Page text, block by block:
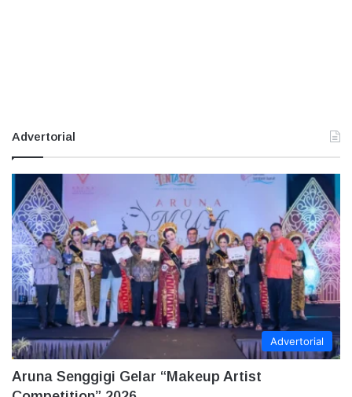
Advertorial
Advertorial
Aruna Senggigi Gelar “Makeup Artist